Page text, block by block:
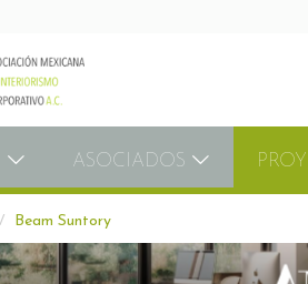
ASOCIADOS
Beam Suntory